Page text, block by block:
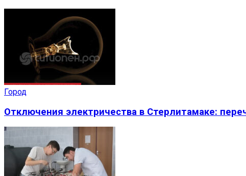
Город
Отключения электричества в Стерлитамаке: